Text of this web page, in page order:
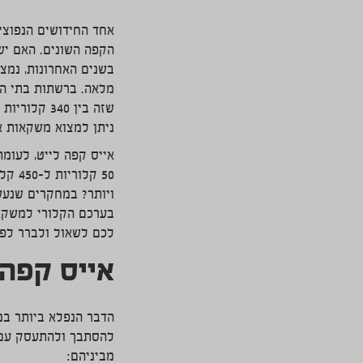
אחד החידושים
הקפה השונים. האם
בשנים האחרונות,
ניתן למצוא משקאות
ויותר? במחקרים
בערכם הקלורי
לכם לשאול ולברר
אייס
הדבר הנפלא ביותר
להסתבך ולהתעסק
מביניהם: